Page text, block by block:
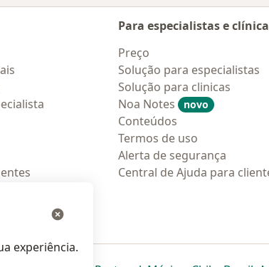
Para especialistas e
Preço
Solução para especialistas
Solução para clinicas
Noa Notes
novo
Conteúdos
Termos de uso
Alerta de segurança
Central de Ajuda para
experiência.